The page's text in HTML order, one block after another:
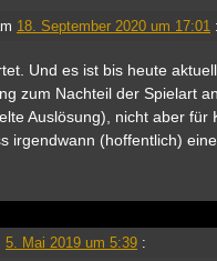
18. September 2020 um 17:01 :
Und es ist bis heute
zum Nachteil der Spielart
Auslösung), nicht aber
irgendwann (hoffentlich)
5. Mai 2019 um 5:39 :